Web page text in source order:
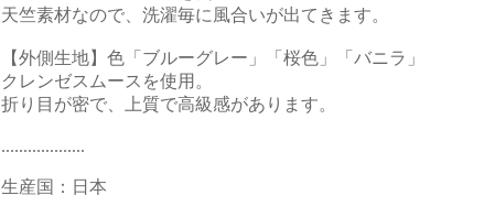
天竺素材なので、洗濯毎に風合いが出てきます。
【外側生地】色「ブルーグレー」「桜色」「バニラ」
クレンゼスムースを使用。
折り目が密で、上質で高級感があります。
...................
生産国：日本